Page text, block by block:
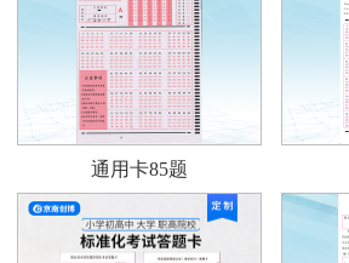
通用卡85题